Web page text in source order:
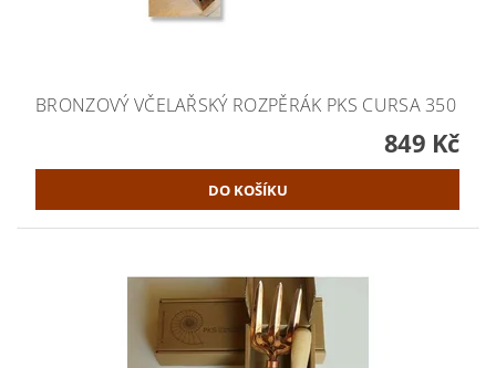
BRONZOVÝ VČELAŘSKÝ ROZPĚRÁK PKS CURSA 350
849 Kč